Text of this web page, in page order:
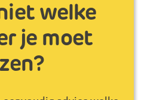
welke
je moet